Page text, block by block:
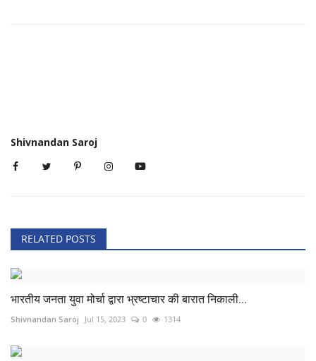
Shivnandan Saroj
RELATED POSTS
भारतीय जनता युवा मोर्चा द्वारा भ्रष्टाचार की बारात निकाली...
Shivnandan Saroj Jul 15, 2023 0 1314